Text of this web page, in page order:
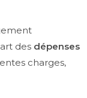
des dépenses
charges,